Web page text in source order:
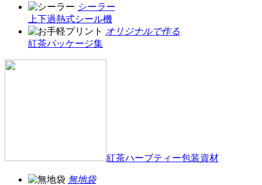
シーラー
上下過熱式シール機
オリジナルで作る
紅茶パッケージ集
紅茶ハーブティー包装資材
無地袋